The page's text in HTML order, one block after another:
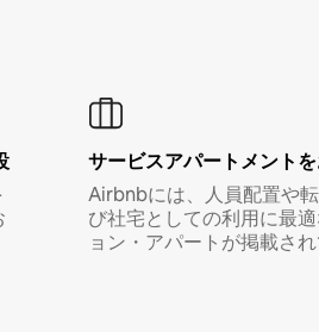
サービスアパートメント
Airbnbには、人員配置や
び社宅としての利用に最
ョン・アパートが掲載され